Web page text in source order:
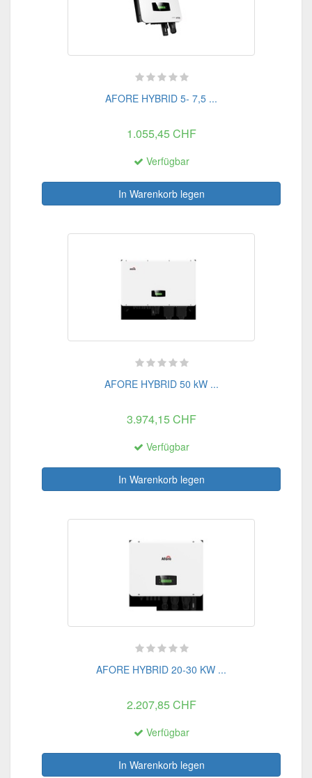
AFORE HYBRID 5- 7,5 ...
1.055,45 CHF
Verfügbar
In Warenkorb legen
AFORE HYBRID 50 kW ...
3.974,15 CHF
Verfügbar
In Warenkorb legen
AFORE HYBRID 20-30 KW ...
2.207,85 CHF
Verfügbar
In Warenkorb legen